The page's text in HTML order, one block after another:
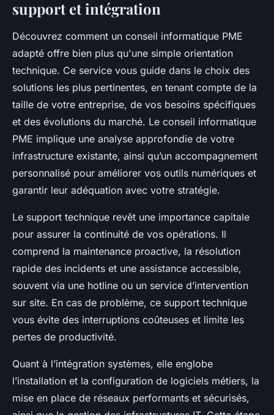
support et intégration
Découvrez comment un conseil informatique PME
adapté offre bien plus qu'une simple orientation
technique. Ce service vous guide dans le choix des
solutions les plus pertinentes, en tenant compte de la
taille de votre entreprise, de vos besoins spécifiques
et des évolutions du marché. Le conseil informatique
PME implique une analyse approfondie de votre
infrastructure existante, ainsi qu’un accompagnement
personnalisé pour améliorer vos outils numériques et
garantir leur adéquation avec votre stratégie.
Le support technique revêt une importance capitale
pour assurer la continuité de vos opérations. Il
comprend la maintenance proactive, la résolution
rapide des incidents et une assistance accessible,
souvent via une hotline ou un service d’intervention
sur site. En cas de problème, ce support technique
vous évite des interruptions coûteuses et limite les
pertes de productivité.
Quant à l’intégration systèmes, elle englobe
l’installation et la configuration de logiciels métiers, la
mise en place de réseaux performants et sécurisés,